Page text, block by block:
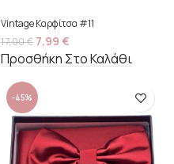
Vintage Καρφίτσα #11
17,00€ 7,99 €
Προσθήκη Στο Καλάθι
-45%